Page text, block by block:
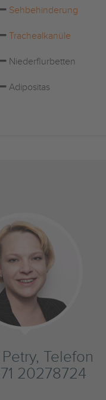
Sehbehinderung
Trachealkanüle
Niederflurbetten
Adipositas
Telefon
20278724